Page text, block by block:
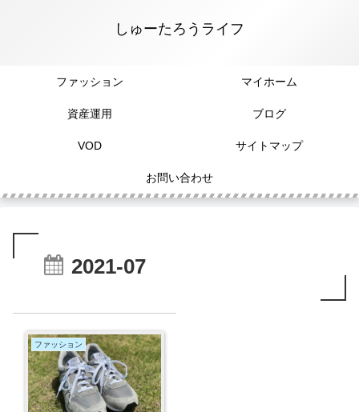
しゅーたろうライフ
ファッション マイホーム
資産運用 ブログ
VOD サイトマップ
お問い合わせ
2021-07
ファッション